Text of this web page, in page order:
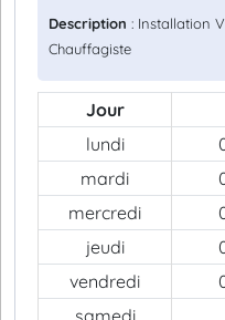
Description : Installation
Chauffagiste
Jour
lundi
mardi
mercredi
jeudi
vendredi
samedi